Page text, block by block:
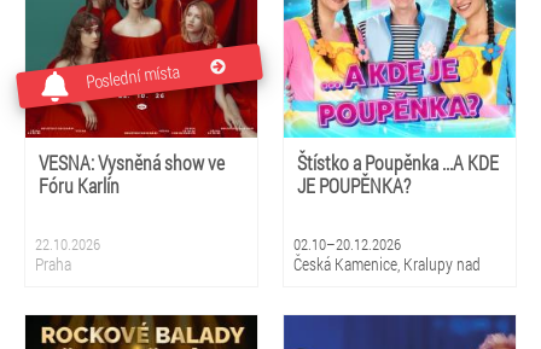
Poslední místa
VESNA: Vysněná show ve
Fóru Karlín
22.10.2026
Praha
Štístko a Poupěnka ...A KDE
JE POUPĚNKA?
02.10–20.12.2026
Česká Kamenice, Kralupy nad
Pardubice, Kyjov, Uherské